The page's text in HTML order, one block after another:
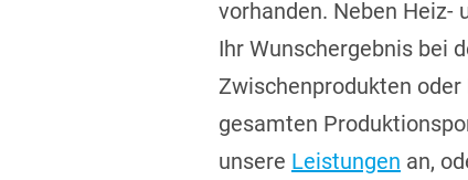
vorhanden. Neben Heiz-
Ihr Wunschergebnis bei
Zwischenprodukten
gesamten
unsere Leistungen an,